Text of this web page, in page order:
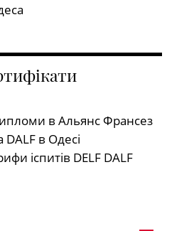
в Альянс Франсез
DALF в Одесі
іспитів DELF DALF